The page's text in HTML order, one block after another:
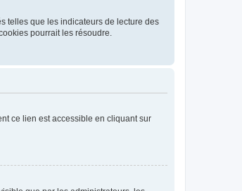
telles que les indicateurs de lecture des
pourrait les résoudre.
ce lien est accessible en cliquant sur